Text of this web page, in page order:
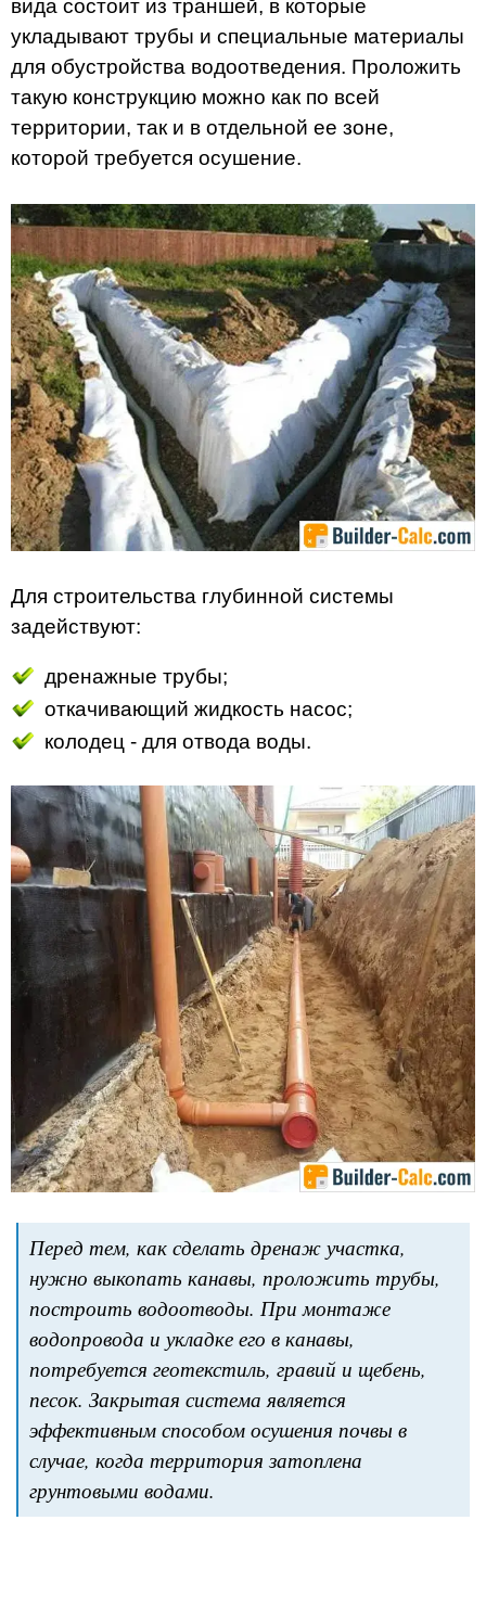
вида состоит из траншей, в которые
укладывают трубы и специальные материалы
для обустройства водоотведения. Проложить
такую конструкцию можно как по всей
территории, так и в отдельной ее зоне,
которой требуется осушение.
Для строительства глубинной системы
задействуют:
дренажные трубы;
откачивающий жидкость насос;
колодец - для отвода воды.
Перед тем, как сделать дренаж участка,
нужно выкопать канавы, проложить трубы,
построить водоотводы. При монтаже
водопровода и укладке его в канавы,
потребуется геотекстиль, гравий и щебень,
песок. Закрытая система является
эффективным способом осушения почвы в
случае, когда территория затоплена
грунтовыми водами.